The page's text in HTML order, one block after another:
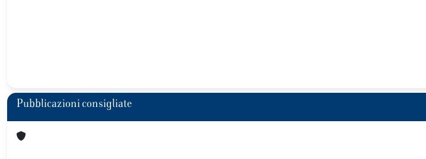
Pubblicazioni consigliate